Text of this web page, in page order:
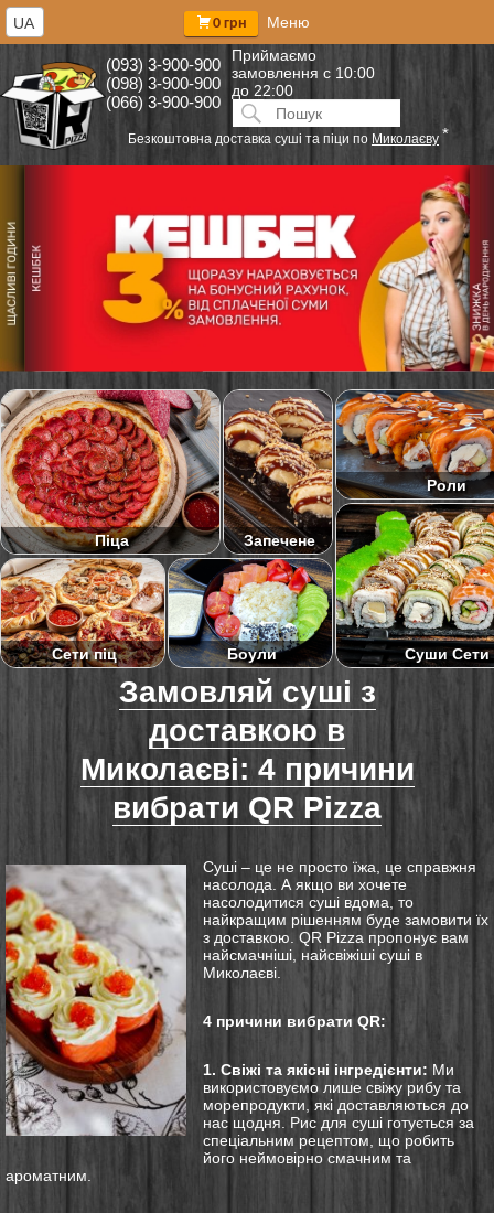
(093) 3-900-900
(098) 3-900-900
(066) 3-900-900
Приймаємо
замовлення с 10:00
до 22:00
Искать:ПОИСК
0 грн Меню
Безкоштовна доставка суші та піци по Миколаєву *
UA
Піца Запечене
Роли
Сети піц Боули Суши Сети
Замовляй суші з
доставкою в
Миколаєві: 4 причини
вибрати QR Pizza
Суші – це не просто їжа, це справжня
насолода. А якщо ви хочете
насолодитися суші вдома, то
найкращим рішенням буде замовити їх
з доставкою. QR Pizza пропонує вам
найсмачніші, найсвіжіші суші в
Миколаєві.
4 причини вибрати QR:
1. Свіжі та якісні інгредієнти: Ми
використовуємо лише свіжу рибу та
морепродукти, які доставляються до
нас щодня. Рис для суші готується за
спеціальним рецептом, що робить
його неймовірно смачним та
ароматним.